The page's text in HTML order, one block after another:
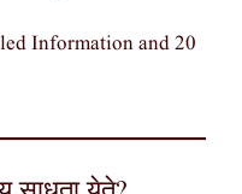
Information and 20